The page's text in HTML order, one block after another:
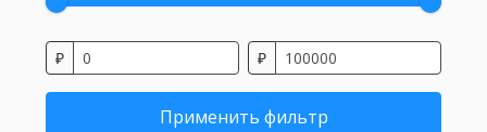
₽ ₽
Применить фильтр